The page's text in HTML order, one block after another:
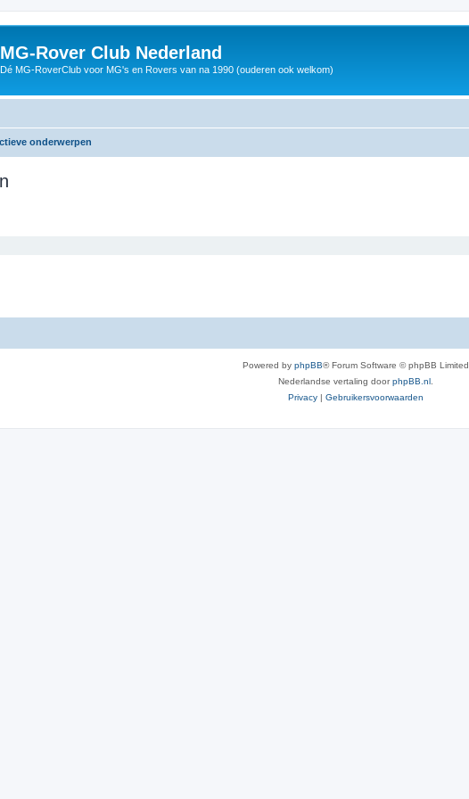
MG-Rover Club Nederland
Dé MG-RoverClub voor MG's en Rovers van na 1990 (ouderen ook welkom)
onderwerpen
Powered by phpBB® Forum Software © phpBB Limited
Nederlandse vertaling doorphpBB.nl
Privacy | Gebruikersvoorwaarden